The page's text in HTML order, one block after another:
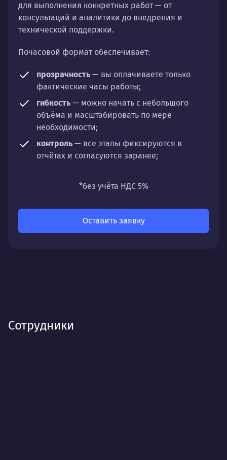
для выполнения конкретных работ — от
консультаций и аналитики до внедрения и
технической поддержки.
Почасовой формат обеспечивает:
прозрачность — вы оплачиваете только
фактические часы работы;
гибкость — можно начать с небольшого
объёма и масштабировать по мере
необходимости;
контроль — все этапы фиксируются в
отчётах и согласуются заранее;
направлений: стратегии, настройки,
*без учёта НДС 5%
Оставить заявку
Сотрудники